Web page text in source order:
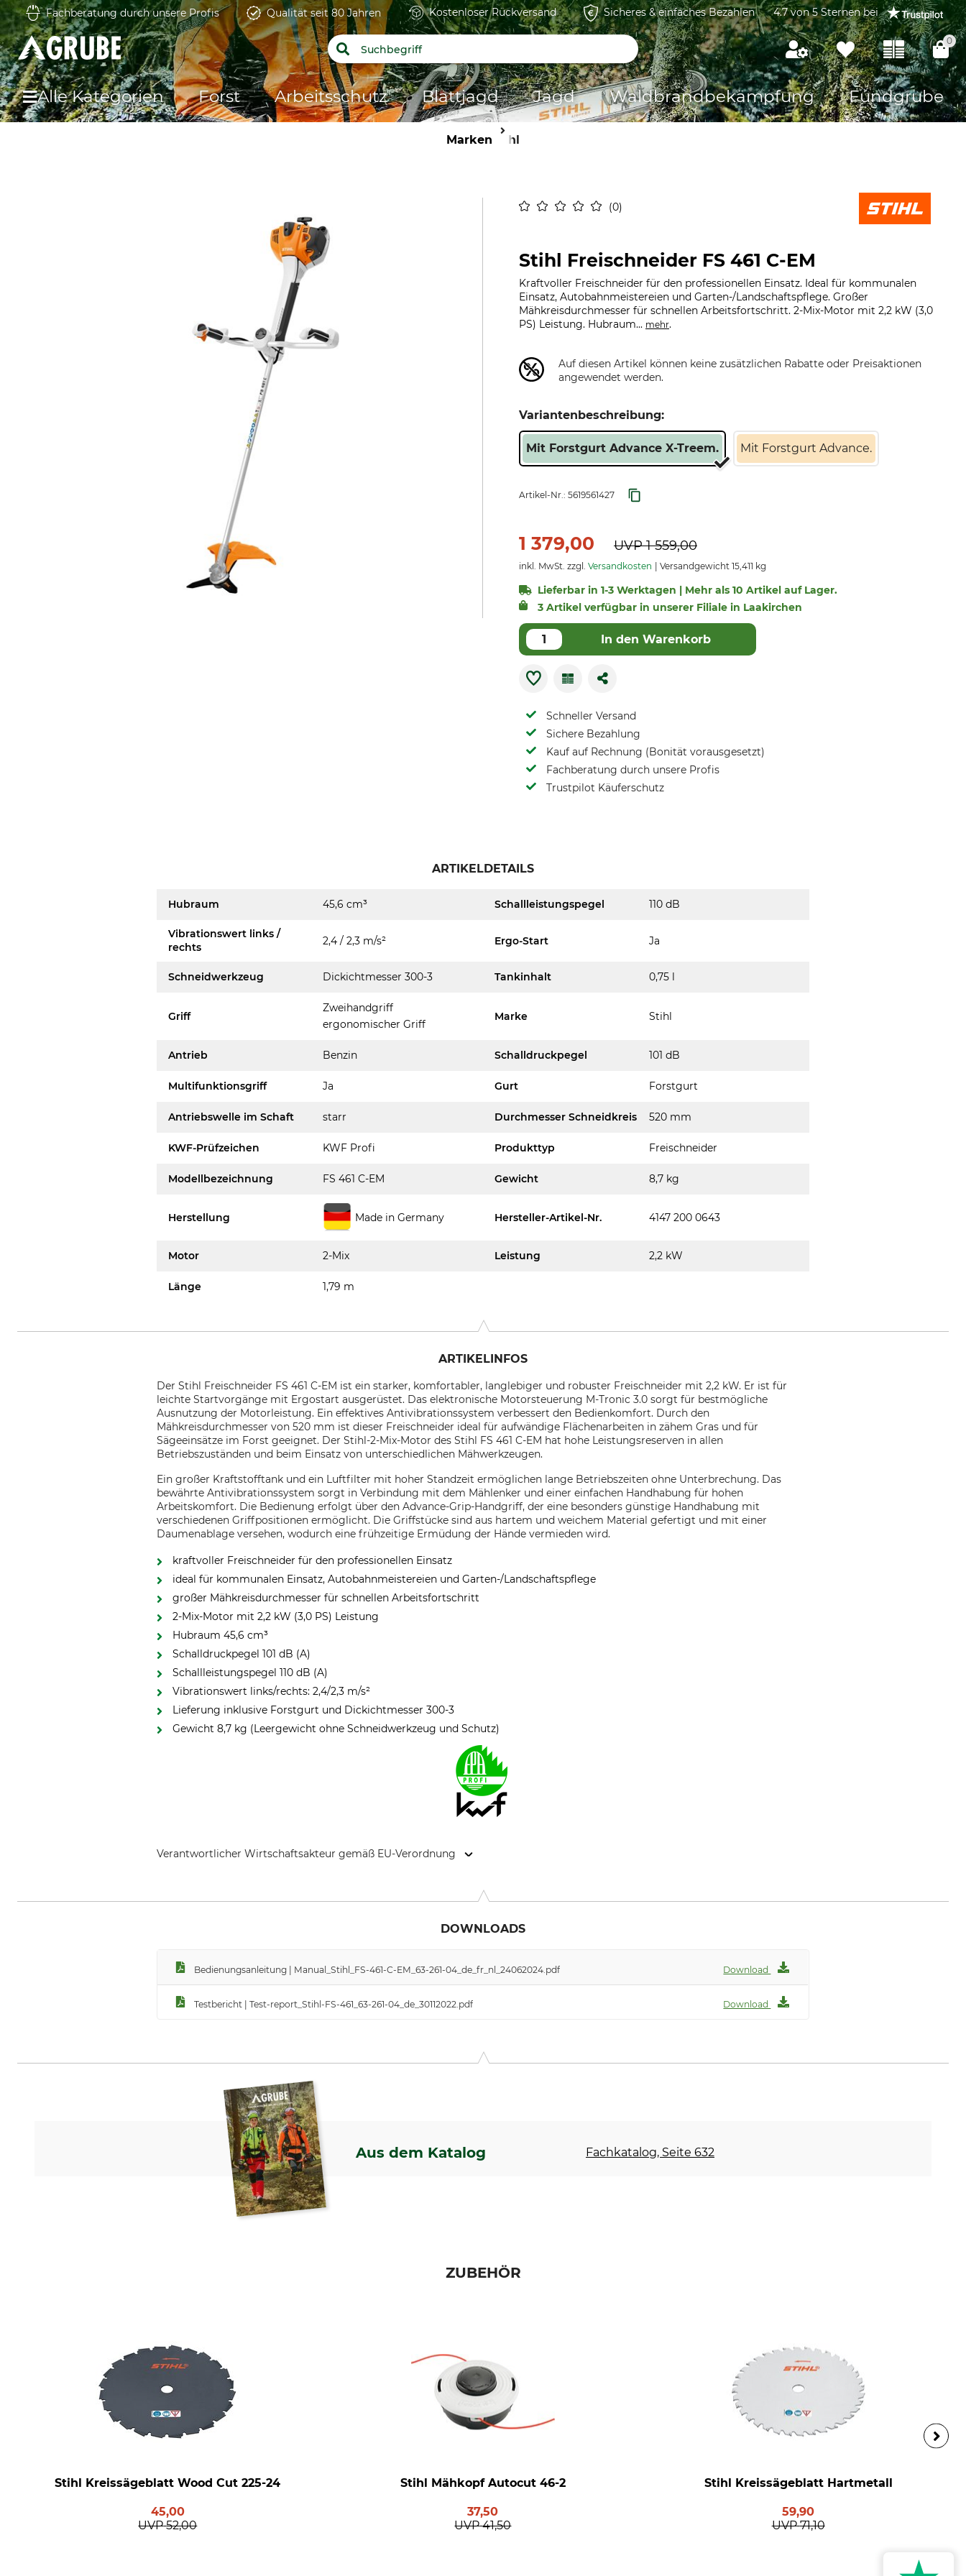
Fachberatung durch unsere Profis Qualität seit 80 Jahren Kostenloser Rückversand Sicheres & einfaches Bezahlen 4.7 von 5 Sternen bei
0
Alle Kategorien Forst Arbeitsschutz Blattjagd Jagd Waldbrandbekämpfung Fundgrube
Marken Stihl
0
Stihl Freischneider FS 461 C-EM
Kraftvoller Freischneider für den professionellen Einsatz. Ideal für kommunalen
Einsatz, Autobahnmeistereien und Garten-/Landschaftspflege. Großer
Mähkreisdurchmesser für schnellen Arbeitsfortschritt. 2-Mix-Motor mit 2,2 kW (3,0
PS) Leistung. Hubraum... mehr.
Auf diesen Artikel können keine zusätzlichen Rabatte oder Preisaktionen
angewendet werden.
Variantenbeschreibung:
Mit Forstgurt Advance X-Treem. Mit Forstgurt Advance.
Artikel-Nr.: 5619561427
1 379,00 UVP1 559,00
inkl. MwSt. zzgl. Versandkosten Versandgewicht 15,411 kg
Lieferbar in 1-3 Werktagen | Mehr als 10 Artikel auf Lager.
3 Artikel verfügbar in unserer Filiale in Laakirchen
In den Warenkorb
Schneller Versand
Sichere Bezahlung
Kauf auf Rechnung (Bonität vorausgesetzt)
Fachberatung durch unsere Profis
Trustpilot Käuferschutz
ARTIKELDETAILS
Hubraum 45,6 cm³ Schallleistungspegel 110 dB
Vibrationswert links /
rechts
2,4 / 2,3 m/s² Ergo-Start Ja
Schneidwerkzeug Dickichtmesser 300-3 Tankinhalt 0,75 l
Griff
Zweihandgriff
ergonomischer Griff
Marke Stihl
Antrieb Benzin Schalldruckpegel 101 dB
Multifunktionsgriff Ja Gurt Forstgurt
Antriebswelle im Schaft starr Durchmesser Schneidkreis 520 mm
KWF-Prüfzeichen KWF Profi Produkttyp Freischneider
Modellbezeichnung FS 461 C-EM Gewicht 8,7 kg
Herstellung Made in Germany Hersteller-Artikel-Nr. 4147 200 0643
Motor 2-Mix Leistung 2,2 kW
Länge 1,79 m
ARTIKELINFOS
Der Stihl Freischneider FS 461 C-EM ist ein starker, komfortabler, langlebiger und robuster Freischneider mit 2,2 kW. Er ist für
leichte Startvorgänge mit Ergostart ausgerüstet. Das elektronische Motorsteuerung M-Tronic 3.0 sorgt für bestmögliche
Ausnutzung der Motorleistung. Ein effektives Antivibrationssystem verbessert den Bedienkomfort. Durch den
Mähkreisdurchmesser von 520 mm ist dieser Freischneider ideal für aufwändige Flächenarbeiten in zähem Gras und für
Sägeeinsätze im Forst geeignet. Der Stihl-2-Mix-Motor des Stihl FS 461 C-EM hat hohe Leistungsreserven in allen
Betriebszuständen und beim Einsatz von unterschiedlichen Mähwerkzeugen.
Ein großer Kraftstofftank und ein Luftfilter mit hoher Standzeit ermöglichen lange Betriebszeiten ohne Unterbrechung. Das
bewährte Antivibrationssystem sorgt in Verbindung mit dem Mählenker und einer einfachen Handhabung für hohen
Arbeitskomfort. Die Bedienung erfolgt über den Advance-Grip-Handgriff, der eine besonders günstige Handhabung mit
verschiedenen Griffpositionen ermöglicht. Die Griffstücke sind aus hartem und weichem Material gefertigt und mit einer
Daumenablage versehen, wodurch eine frühzeitige Ermüdung der Hände vermieden wird.
kraftvoller Freischneider für den professionellen Einsatz
ideal für kommunalen Einsatz, Autobahnmeistereien und Garten-/Landschaftspflege
großer Mähkreisdurchmesser für schnellen Arbeitsfortschritt
2-Mix-Motor mit 2,2 kW (3,0 PS) Leistung
Hubraum 45,6 cm³
Schalldruckpegel 101 dB (A)
Schallleistungspegel 110 dB (A)
Vibrationswert links/rechts: 2,4/2,3 m/s²
Lieferung inklusive Forstgurt und Dickichtmesser 300-3
Gewicht 8,7 kg (Leergewicht ohne Schneidwerkzeug und Schutz)
Verantwortlicher Wirtschaftsakteur gemäß EU-Verordnung
DOWNLOADS
Bedienungsanleitung | Manual_Stihl_FS-461-C-EM_63-261-04_de_fr_nl_24062024.pdf Download
Testbericht | Test-report_Stihl-FS-461_63-261-04_de_30112022.pdf Download
Aus dem Katalog Fachkatalog, Seite 632
ZUBEHÖR
Stihl Kreissägeblatt Wood Cut 225-24
45,00
UVP 52,00
Stihl Mähkopf Autocut 46-2
37,50
UVP 41,50
Stihl Kreissägeblatt Hartmetall
59,90
UVP 71,10